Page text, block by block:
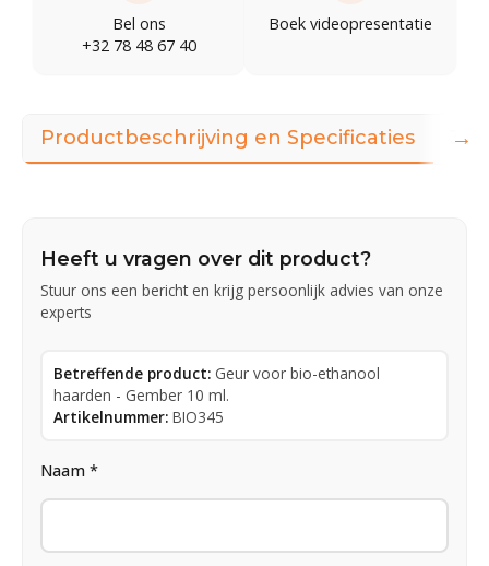
Bel ons
+32 78 48 67 40
Boek videopresentatie
Productbeschrijving en Specificaties
Heeft u vragen over dit product?
Stuur ons een bericht en krijg persoonlijk advies van onze
experts
Betreffende product: Geur voor bio-ethanool
haarden - Gember 10 ml.
Artikelnummer: BIO345
Naam *
→